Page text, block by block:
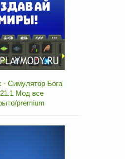
- Симулятор Бога
Мод все
premium